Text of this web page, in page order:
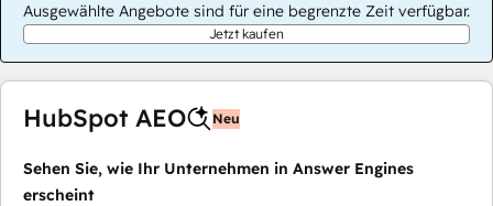
Ausgewählte Angebote sind für eine begrenzte Zeit verfügbar.
Jetzt kaufen
HubSpot AEO Neu
Sehen Sie, wie Ihr Unternehmen in Answer Engines
erscheint